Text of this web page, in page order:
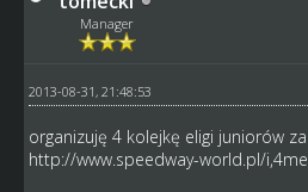
Manager
2013-08-31, 21:48:53
organizuję 4 kolejkę eligi juniorów
http://www.speedway-world.pl/